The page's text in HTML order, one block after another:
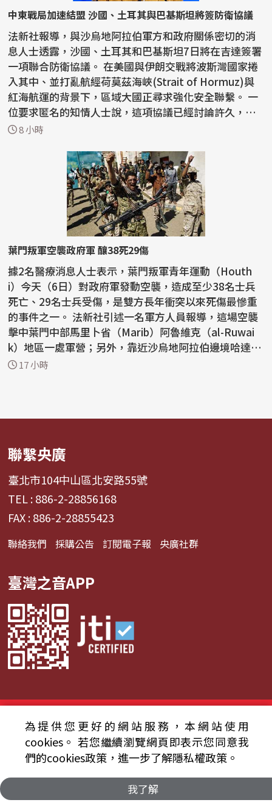
中東戰局加速結盟 沙國、土耳其與巴基斯坦將簽防衛協議
法新社報導，與沙烏地阿拉伯軍方和政府關係密切的消
息人士透露，沙國、土耳其和巴基斯坦7日將在吉達簽署
一項聯合防衛協議。 在美國與伊朗交戰將波斯灣國家捲
入其中、並打亂航經荷莫茲海峽(Strait of Hormuz)與
紅海航運的背景下，區域大國正尋求強化安全聯繫。 一
位要求匿名的知情人士說，這項協議已經討論許久，
但...8 小時
葉門叛軍空襲政府軍 釀38死29傷
據2名醫療消息人士表示，葉門叛軍青年運動（Houth
i）今天（6日）對政府軍發動空襲，造成至少38名士兵
死亡、29名士兵受傷，是雙方長年衝突以來死傷最慘重
的事件之一。 法新社引述一名軍方人員報導，這場空襲
擊中葉門中部馬里卜省（Marib）阿魯維克（al-Ruwai
k）地區一處軍營；另外，靠近沙烏地阿拉伯邊境哈達拉
穆特省...
17 小時
聯繫央廣
臺北市104中山區北安路55號
TEL : 886-2-28856168
FAX : 886-2-28855423
聯絡我們 採購公告 訂閱電子報 央廣社群
臺灣之音APP
© 2024財團法人中央廣播電臺 版權所有
資通安全政策聲明
服務條款 隱私權條款
為提供您更好的網站服務，本網站使用
cookies。 若您繼續瀏覽網頁即表示您同意我
們的cookies政策，進一步了解隱私權政策。
我了解